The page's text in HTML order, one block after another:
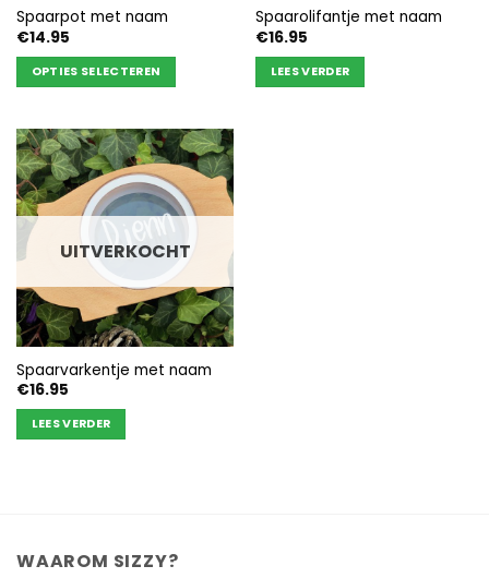
Spaarpot met naam
€14.95
OPTIES SELECTEREN
heeft
meerdere
variaties.
Deze
optie
kan
worden
op
de
productpagina
Spaarolifantje met naam
€16.95
LEES VERDER
UITVERKOCHT
Spaarvarkentje met naam
€16.95
LEES VERDER
WAAROM SIZZY?